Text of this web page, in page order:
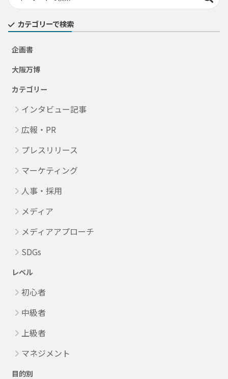
カテゴリーで検索
企画書
大阪万博
カテゴリー
インタビュー記事
広報・PR
プレスリリース
マーケティング
人事・採用
メディア
メディアアプローチ
SDGs
レベル
初心者
中級者
上級者
マネジメント
目的別